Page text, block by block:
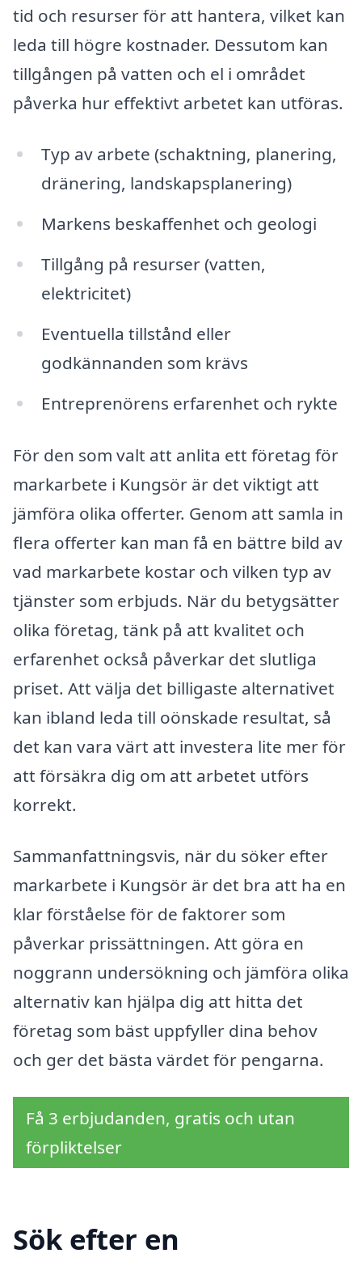
tid och resurser för att hantera, vilket kan
leda till högre kostnader. Dessutom kan
tillgången på vatten och el i området
påverka hur effektivt arbetet kan utföras.
Typ av arbete (schaktning, planering,
dränering, landskapsplanering)
Markens beskaffenhet och geologi
Tillgång på resurser (vatten,
elektricitet)
Eventuella tillstånd eller
godkännanden som krävs
Entreprenörens erfarenhet och rykte
För den som valt att anlita ett företag för
markarbete i Kungsör är det viktigt att
jämföra olika offerter. Genom att samla in
flera offerter kan man få en bättre bild av
vad markarbete kostar och vilken typ av
tjänster som erbjuds. När du betygsätter
olika företag, tänk på att kvalitet och
erfarenhet också påverkar det slutliga
priset. Att välja det billigaste alternativet
kan ibland leda till oönskade resultat, så
det kan vara värt att investera lite mer för
att försäkra dig om att arbetet utförs
korrekt.
Sammanfattningsvis, när du söker efter
markarbete i Kungsör är det bra att ha en
klar förståelse för de faktorer som
påverkar prissättningen. Att göra en
noggrann undersökning och jämföra olika
alternativ kan hjälpa dig att hitta det
företag som bäst uppfyller dina behov
och ger det bästa värdet för pengarna.
Få 3 erbjudanden, gratis och utan
förpliktelser
Sök efter en